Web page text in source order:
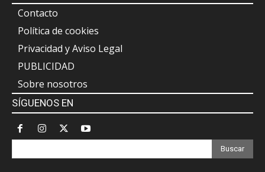
Contacto
Política de cookies
Privacidad y Aviso Legal
PUBLICIDAD
Sobre nosotros
SÍGUENOS EN
Buscar